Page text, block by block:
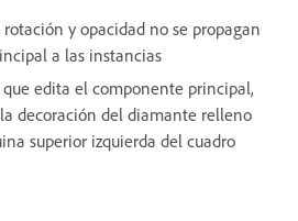
rotación y opacidad no se propagan
a las instancias
que edita el componente principal,
decoración del diamante relleno
superior izquierda del cuadro